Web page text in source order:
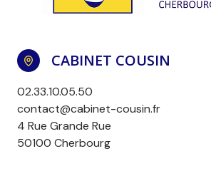
CABINET COUSIN
02.33.10.05.50
contact@cabinet-cousin.fr
4 Rue Grande Rue
50100 Cherbourg